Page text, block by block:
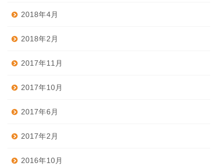
2018年4月
2018年2月
2017年11月
2017年10月
2017年6月
2017年2月
2016年10月